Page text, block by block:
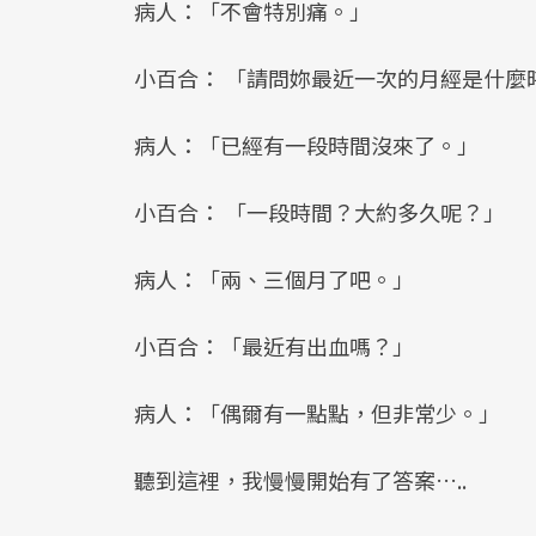
病人：「不會特別痛。」
小百合： 「請問妳最近一次的月經是什麼
病人：「已經有一段時間沒來了。」
小百合： 「一段時間？大約多久呢？」
病人：「兩、三個月了吧。」
小百合：「最近有出血嗎？」
病人：「偶爾有一點點，但非常少。」
聽到這裡，我慢慢開始有了答案…..